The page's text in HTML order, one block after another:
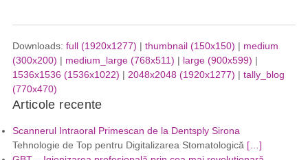
Downloads: full (1920x1277) | thumbnail (150x150) | medium
(300x200) | medium_large (768x511) | large (900x599) |
1536x1536 (1536x1022) | 2048x2048 (1920x1277) | tally_blog
(770x470)
Articole recente
Scannerul Intraoral Primescan de la Dentsply Sirona
Tehnologie de Top pentru Digitalizarea Stomatologică […]